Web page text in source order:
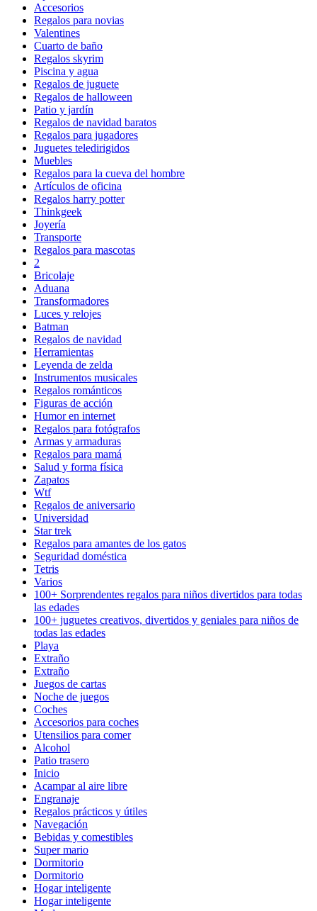
Accesorios
Regalos para novias
Valentines
Cuarto de baño
Regalos skyrim
Piscina y agua
Regalos de juguete
Regalos de halloween
Patio y jardín
Regalos de navidad baratos
Regalos para jugadores
Juguetes teledirigidos
Muebles
Regalos para la cueva del hombre
Artículos de oficina
Regalos harry potter
Thinkgeek
Joyería
Transporte
Regalos para mascotas
2
Bricolaje
Aduana
Transformadores
Luces y relojes
Batman
Regalos de navidad
Herramientas
Leyenda de zelda
Instrumentos musicales
Regalos románticos
Figuras de acción
Humor en internet
Regalos para fotógrafos
Armas y armaduras
Regalos para mamá
Salud y forma física
Zapatos
Wtf
Regalos de aniversario
Universidad
Star trek
Regalos para amantes de los gatos
Seguridad doméstica
Tetris
Varios
100+ Sorprendentes regalos para niños divertidos para todas
las edades
100+ juguetes creativos, divertidos y geniales para niños de
todas las edades
Playa
Extraño
Extraño
Juegos de cartas
Noche de juegos
Coches
Accesorios para coches
Utensilios para comer
Alcohol
Patio trasero
Inicio
Acampar al aire libre
Engranaje
Regalos prácticos y útiles
Navegación
Bebidas y comestibles
Super mario
Dormitorio
Dormitorio
Hogar inteligente
Hogar inteligente